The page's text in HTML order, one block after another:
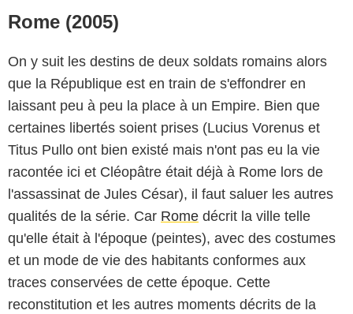
Rome (2005)
On y suit les destins de deux soldats romains alors
que la République est en train de s'effondrer en
laissant peu à peu la place à un Empire. Bien que
certaines libertés soient prises (Lucius Vorenus et
Titus Pullo ont bien existé mais n'ont pas eu la vie
racontée ici et Cléopâtre était déjà à Rome lors de
l'assassinat de Jules César), il faut saluer les autres
qualités de la série. Car Rome décrit la ville telle
qu'elle était à l'époque (peintes), avec des costumes
et un mode de vie des habitants conformes aux
traces conservées de cette époque. Cette
reconstitution et les autres moments décrits de la